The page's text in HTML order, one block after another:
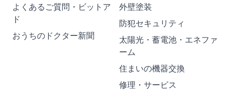
よくあるご質問・ビットア
ド
おうちのドクター新聞
外壁塗装
防犯セキュリティ
太陽光・蓄電池・エネファ
ーム
住まいの機器交換
修理・サービス